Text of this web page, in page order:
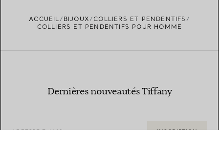
ACCUEIL BIJOUX
COLLIERS ET PENDENTIFS
COLLIERS ET PENDENTIFS POUR HOMME
Dernières nouveautés Tiffany
ADRESSE E-MAIL INSCRIPTION